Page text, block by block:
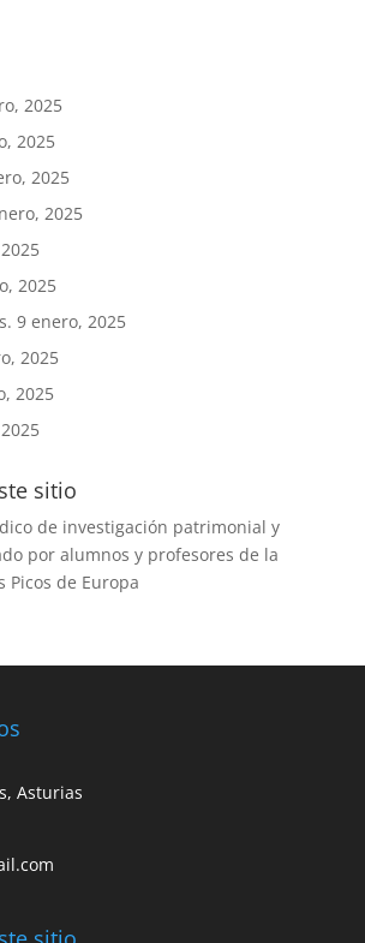
2025
2025
2025
2025
2025
9 enero, 2025
2025
2025
sitio
de investigación patrimonial y
por alumnos y profesores de la
Picos de Europa
Asturias